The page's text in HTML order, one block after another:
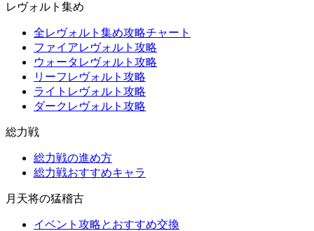
レヴォルト集め
全レヴォルト集め攻略チャート
ファイアレヴォルト攻略
ウォータレヴォルト攻略
リーフレヴォルト攻略
ライトレヴォルト攻略
ダークレヴォルト攻略
総力戦
総力戦の進め方
総力戦おすすめキャラ
月天将の猛稽古
イベント攻略とおすすめ交換